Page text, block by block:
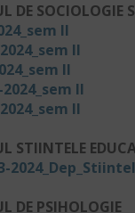
DE SOCIOLOGIE
II
II
II
II
II
STIINTELE
DE PSIHOLOGIE